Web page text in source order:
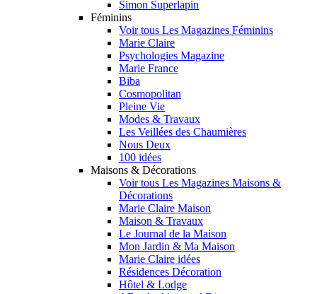
Simon Superlapin
Féminins
Voir tous Les Magazines Féminins
Marie Claire
Psychologies Magazine
Marie France
Biba
Cosmopolitan
Pleine Vie
Modes & Travaux
Les Veillées des Chaumières
Nous Deux
100 idées
Maisons & Décorations
Voir tous Les Magazines Maisons &
Décorations
Marie Claire Maison
Maison & Travaux
Le Journal de la Maison
Mon Jardin & Ma Maison
Marie Claire idées
Résidences Décoration
Hôtel & Lodge